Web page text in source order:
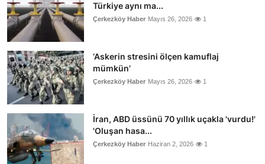
Türkiye aynı ma...
Çerkezköy Haber Mayıs 26, 2026 1
‘Askerin stresini ölçen kamuflaj
mümkün’
Çerkezköy Haber Mayıs 26, 2026 1
İran, ABD üssünü 70 yıllık uçakla 'vurdu!'
'Oluşan hasa...
Çerkezköy Haber Haziran 2, 2026 1